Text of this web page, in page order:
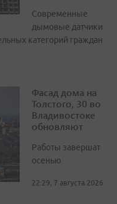
Современные
дымовые датчики
категорий граждан
Фасад дома на
Толстого, 30 во
Владивостоке
обновляют
Работы завершат
осенью
22:29, 7 августа 2026